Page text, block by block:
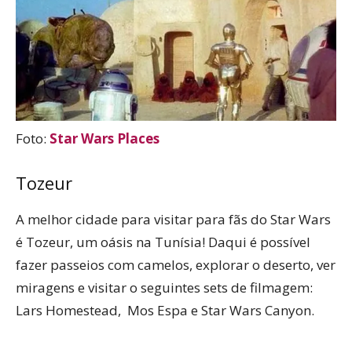
Foto: Star Wars Places
Tozeur
A melhor cidade para visitar para fãs do Star Wars
é Tozeur, um oásis na Tunísia! Daqui é possível
fazer passeios com camelos, explorar o deserto, ver
miragens e visitar o seguintes sets de filmagem:
Lars Homestead, Mos Espa e Star Wars Canyon.